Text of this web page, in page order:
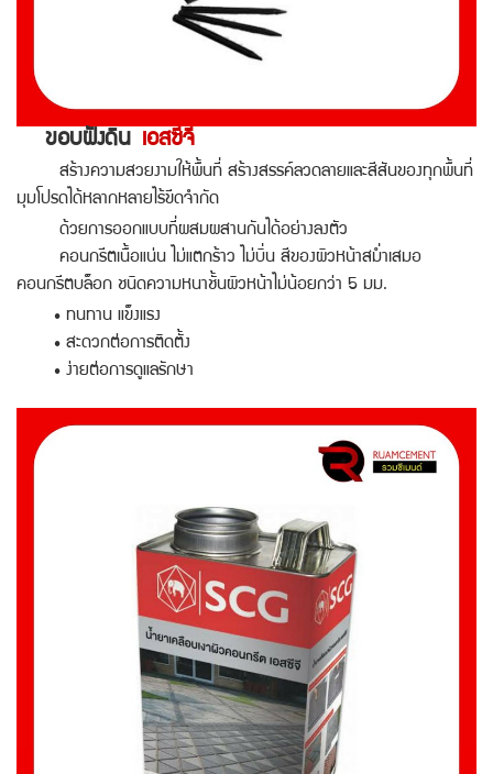
ขอบฝังดิน เอสซีจี
สร้างความสวยงามให้พื้นที่ สร้างสรรค์ลวดลายและสีสันของทุกพื้นที่
มุมโปรดได้หลากหลายไร้ขีดจำกัด
ด้วยการออกแบบที่ผสมผสานกันได้อย่างลงตัว
คอนกรีตเนื้อแน่น ไม่แตกร้าว ไม่บิ่น สีของผิวหน้าสม่ำเสมอ
คอนกรีตบล็อก ชนิดความหนาชั้นผิวหน้าไม่น้อยกว่า 5 มม.
• ทนทาน แข็งแรง
• สะดวกต่อการติดตั้ง
• ง่ายต่อการดูแลรักษา